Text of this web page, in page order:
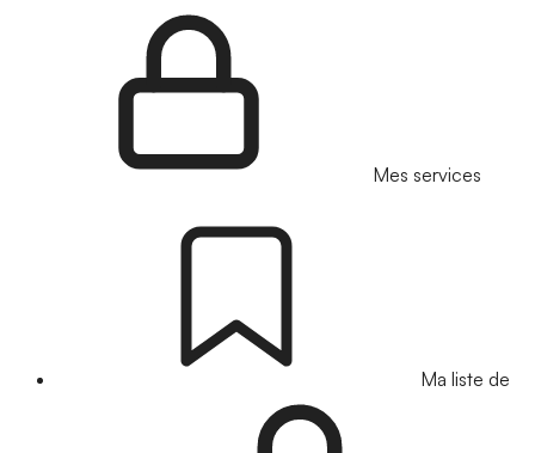
Mes services
Ma liste de